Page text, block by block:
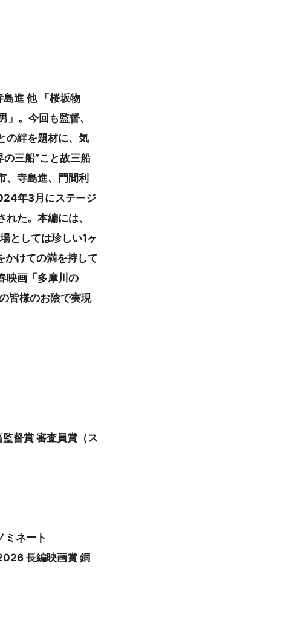
進 他 「桜坂物
。今回も監督、
の絆を題材に、気
三船”こと故三船
、寺島進、門間利
年3月にステージ
た。本編には、
としては珍しい1ヶ
かけての満を持して
映画「多摩川の
皆様のお陰で実現
督賞 審査員賞（ス
ミネート
長編映画賞 銅